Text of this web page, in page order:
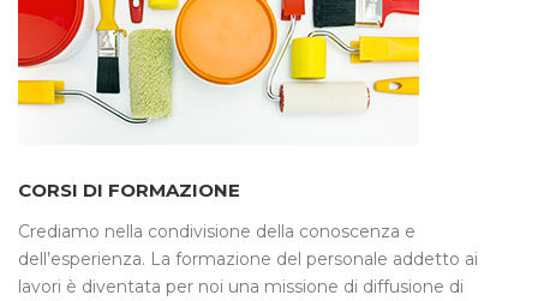
CORSI DI FORMAZIONE
Crediamo nella condivisione della conoscenza e
dell’esperienza. La formazione del personale addetto ai
lavori è diventata per noi una missione di diffusione di